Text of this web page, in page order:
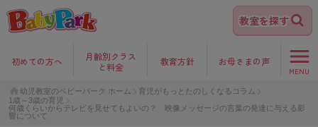
教室を探す
初めての方へ
月齢別クラス
と料金
教育方針 お母さまの声
MENU
幼児教室のベビーパーク ホーム
育児がもっとたのしくなるコラム
1歳～3歳の育児
何歳くらいからテレビを見せてもよいの？ 映像メッセージの言葉の発達に与える影
響について